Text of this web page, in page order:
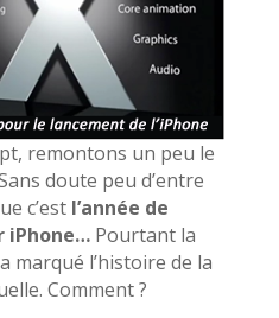
remontons un peu le
doute peu d’entre
c’estl’année de
iPhone…Pourtant la
marqué l’histoire de la
Comment ?